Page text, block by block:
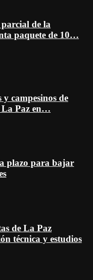
de la
paquete de 10…
campesinos de
La Paz en…
plazo para bajar
de La Paz
técnica y estudios